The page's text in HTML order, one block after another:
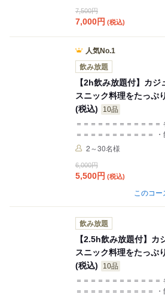
問い合わせください。 ------- アジアンリゾート感あふれ
る 広々とした開放的な店内で 大型パーティーに最適で
7,500円
7,000円 (税込)
人気No.1
飲み放題
【2h飲み放題付】カ
スニック料理をたっぷ
(税込)
10品
＝＝＝＝＝＝＝＝＝＝＝＝ 各種オプション使用可能♪ ＝
＝＝＝＝＝＝＝＝＝＝＝ ・飲み放題時間延長 ・メッセー
ジ付き デザートプレート ご予約時に”クーポン”からご選
＝＝＝＝＝＝＝＝＝＝＝ ⭐️ご希望の人数が選べない場合
＝＝＝＝＝＝＝＝＝＝＝＝＝＝＝ お電話でも
2～30名様
6,000円
5,500円 (税込)
このコー
飲み放題
【2.5h飲み放題付】カ
スニック料理をたっぷ
(税込)
10品
＝＝＝＝＝＝＝＝＝＝＝＝ 各種オプション使用可能♪ ＝
＝＝＝＝＝＝＝＝＝＝＝ ・飲み放題時間延長 ・メッセー